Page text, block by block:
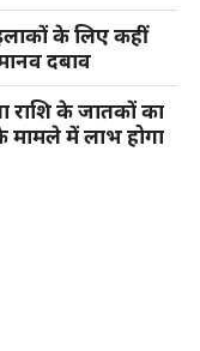
के लिए कहीं
दबाव
के जातकों का
में लाभ होगा